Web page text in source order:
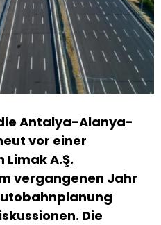
Antalya-Alanya-
vor einer
Limak A.Ş.
vergangenen Jahr
Die